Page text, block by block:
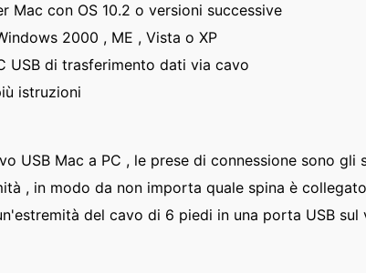
Mac con OS 10.2 o versioni successive
2000 , ME , Vista o XP
USB di trasferimento dati via cavo
istruzioni
USB Mac a PC , le prese di connessione sono gli
, in modo da non importa quale spina è
del cavo di 6 piedi in una porta USB sul